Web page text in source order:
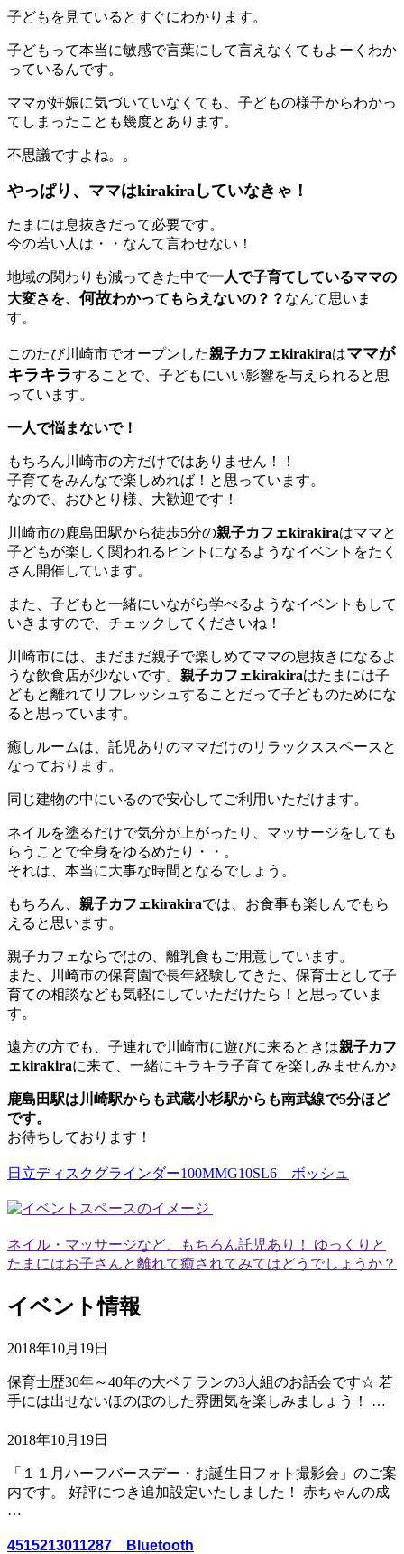
子どもを見ているとすぐにわかります。
子どもって本当に敏感で言葉にして言えなくてもよーくわか
っているんです。
ママが妊娠に気づいていなくても、子どもの様子からわかっ
てしまったことも幾度とあります。
不思議ですよね。。
やっぱり、ママはkirakiraしていなきゃ！
たまには息抜きだって必要です。
今の若い人は・・なんて言わせない！
地域の関わりも減ってきた中で一人で子育てしているママの
大変さを、 何故わかってもらえないの？？ なんて思いま
す。
このたび川崎市でオープンした親子カフェkirakiraはママが
キラキラすることで、子どもにいい影響を与えられると思
っています。
一人で悩まないで！
もちろん川崎市の方だけではありません！！
子育てをみんなで楽しめれば！と思っています。
なので、おひとり様、大歓迎です！
川崎市の鹿島田駅から徒歩5分の親子カフェkirakiraはママと
子どもが楽しく関われるヒントになるようなイベントをたく
さん開催しています。
また、子どもと一緒にいながら学べるようなイベントもして
いきますので、チェックしてくださいね！
川崎市には、まだまだ親子で楽しめてママの息抜きになるよ
うな飲食店が少ないです。 親子カフェkirakiraはたまには子
どもと離れてリフレッシュすることだって子どものためにな
ると思っています。
癒しルームは、託児ありのママだけのリラックススペースと
なっております。
同じ建物の中にいるので安心してご利用いただけます。
ネイルを塗るだけで気分が上がったり、マッサージをしても
らうことで全身をゆるめたり・・。
それは、本当に大事な時間となるでしょう。
もちろん、 親子カフェkirakiraでは、お食事も楽しんでもら
えると思います。
親子カフェならではの、離乳食もご用意しています。
また、川崎市の保育園で長年経験してきた、保育士として子
育ての相談なども気軽にしていただけたら！と思っていま
す。
遠方の方でも、子連れで川崎市に遊びに来るときは親子カフ
ェkirakiraに来て、一緒にキラキラ子育てを楽しみませんか♪
鹿島田駅は川崎駅からも武蔵小杉駅からも南武線で5分ほど
です。
お待ちしております！
日立ディスクグラインダー100MMG10SL6 ボッシュ
ネイル・マッサージなど、もちろん託児あり！ ゆっくりと
たまにはお子さんと離れて癒されてみてはどうでしょうか？
イベント情報
2018年10月19日
保育士歴30年～40年の大ベテランの3人組のお話会です☆ 若
手には出せないほのぼのした雰囲気を楽しみましょう！ …
2018年10月19日
「１１月ハーフバースデー・お誕生日フォト撮影会」のご案
内です。 好評につき追加設定いたしました！ 赤ちゃんの成
…
4515213011287 Bluetooth